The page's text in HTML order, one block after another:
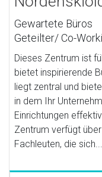
Gewartete Büros
Geteilter/ Co-
Dieses Zentrum ist
bietet inspirierende
liegt zentral und
in dem Ihr
Einrichtungen
Zentrum verfügt
Fachleuten, die